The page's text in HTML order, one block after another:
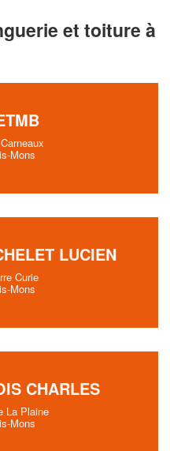
et toiture à
Mons
LUCIEN
Curie
Mons
CHARLES
La Plaine
Mons